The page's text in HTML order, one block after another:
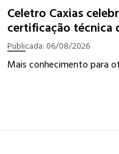
Celetro Caxias
certificação técnica
Publicada: 06/08/2026
Mais conhecimento para